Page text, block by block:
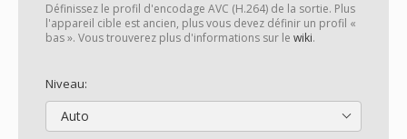
Définissez le profil d'encodage AVC (H.264) de la sortie. Plus
l'appareil cible est ancien, plus vous devez définir un profil «
bas ». Vous trouverez plus d'informations sur le wiki.
Niveau:
Auto